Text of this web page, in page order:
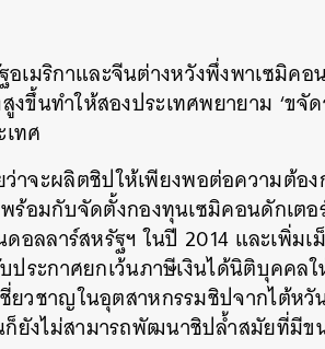
อเมริกาและจีนต่างหวังพึ่งพาเซมิ
งขึ้นทำให้สองประเทศพยายาม ‘ขจั
ทศ
าจะผลิตชิปให้เพียงพอต่อความต้อ
ร้อมกับจัดตั้งกองทุนเซมิคอนดักเต
อลลาร์สหรัฐฯ ในปี 2014 และเพิ่ม
ระกาศยกเว้นภาษีเงินได้นิติบุคคล
ยวชาญในอุตสาหกรรมชิปจากไต้หวั
งไม่สามารถพัฒนาชิปล้ำสมัยที่มีข